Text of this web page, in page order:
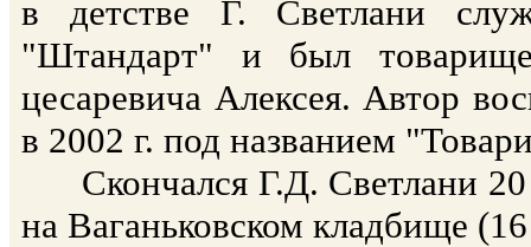
в детстве Г. Светлани
"Штандарт" и был
цесаревича Алексея. Автор
в 2002 г. под названием
Скончался Г.Д. Светлани 20
на Ваганьковском кладбище